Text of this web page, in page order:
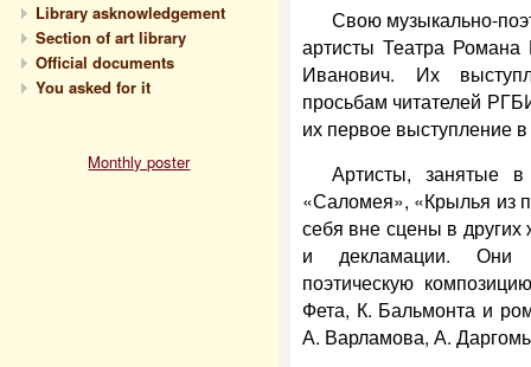
Library asknowledgement
Section of art library
Official documents
You asked for it
Monthly poster
Свою музыкально-
артисты Театра
Иванович. Их
просьбам читателей
их первое выступление
Артисты, занятые
«Саломея», «Крылья из
себя вне сцены в других
и декламации. Они
поэтическую
Фета, К. Бальмонта и
А. Варламова, А.